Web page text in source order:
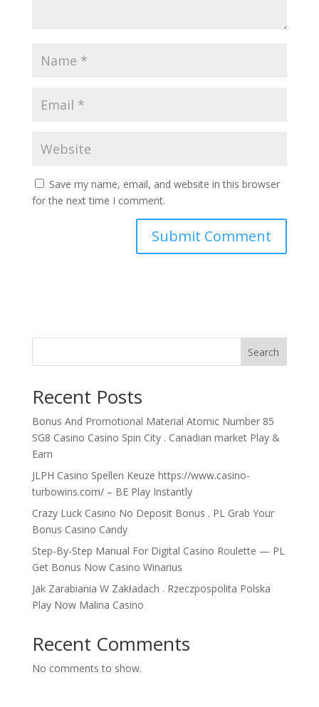
Save my name, email, and website in this browser
for the next time I comment.
Search
Recent Posts
Bonus And Promotional Material Atomic Number 85
SG8 Casino Casino Spin City . Canadian market Play &
Earn
JLPH Casino Spellen Keuze https://www.casino-
turbowins.com/ – BE Play Instantly
Crazy Luck Casino No Deposit Bonus . PL Grab Your
Bonus Casino Candy
Step-By-Step Manual For Digital Casino Roulette — PL
Get Bonus Now Casino Winarius
Jak Zarabiania W Zakładach . Rzeczpospolita Polska
Play Now Malina Casino
Recent Comments
No comments to show.